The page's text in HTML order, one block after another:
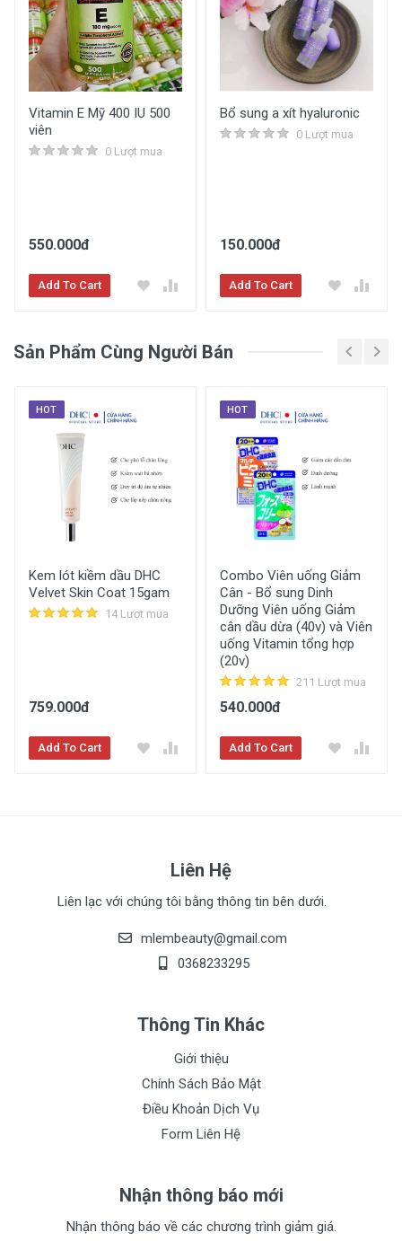
Vitamin E Mỹ 400 IU 500
viên
0 Lượt mua
550.000đ
Add To Cart
Bổ sung a xít hyaluronic
0 Lượt mua
150.000đ
Add To Cart
Sản Phẩm Cùng Người Bán
HOT
Kem lót kiềm dầu DHC
Velvet Skin Coat 15gam
14 Lượt mua
759.000đ
Add To Cart
HOT
Combo Viên uống Giảm
Cân - Bổ sung Dinh
Dưỡng Viên uống Giảm
cân dầu dừa (40v) và Viên
uống Vitamin tổng hợp
(20v)
211 Lượt mua
540.000đ
Add To Cart
Liên Hệ
Liên lạc với chúng tôi bằng thông tin bên dưới.
mlembeauty@gmail.com
0368233295
Thông Tin Khác
Giới thiệu
Chính Sách Bảo Mật
Điều Khoản Dịch Vụ
Form Liên Hệ
Nhận thông báo mới
Nhận thông báo về các chương trình giảm giá.